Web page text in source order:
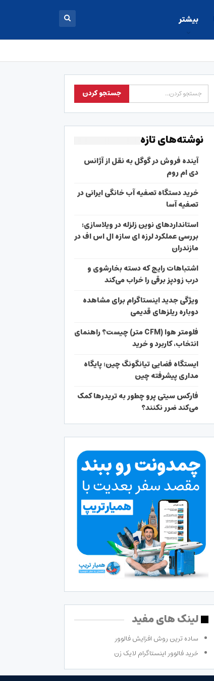
بیشتر
نوشته‌های تازه
آینده فروش در گوگل به نقل از آژانس
دی ام روم
خرید دستگاه تصفیه آب خانگی ایرانی در
تصفیه آسا
استانداردهای نوین زلزله در ویلاسازی؛
بررسی عملکرد لرزه ای سازه ال اس اف در
مازندران
اشتباهات رایج که دسته بخارشوی و
درب زودپز برقی را خراب می‌کند
ویژگی جدید اینستاگرام برای مشاهده
دوباره ریلزهای قدیمی
فلومتر هوا (CFM متر) چیست؟ راهنمای
انتخاب، کاربرد و خرید
ایستگاه فضایی تیانگونگ چین؛ پایگاه
مداری پیشرفته چین
فارکس سیتی پرو چطور به تریدرها کمک
می‌کند ضرر نکنند؟
لینک های مفید
ساده ترین روش افزایش فالوور
خرید فالوور اینستاگرام لایک زن